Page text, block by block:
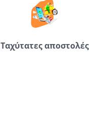
Ταχύτατες αποστολές